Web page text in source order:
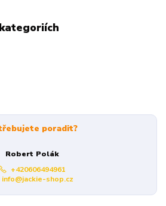
poradit?
Robert Polák
+420606494961
info@jackie-shop.cz